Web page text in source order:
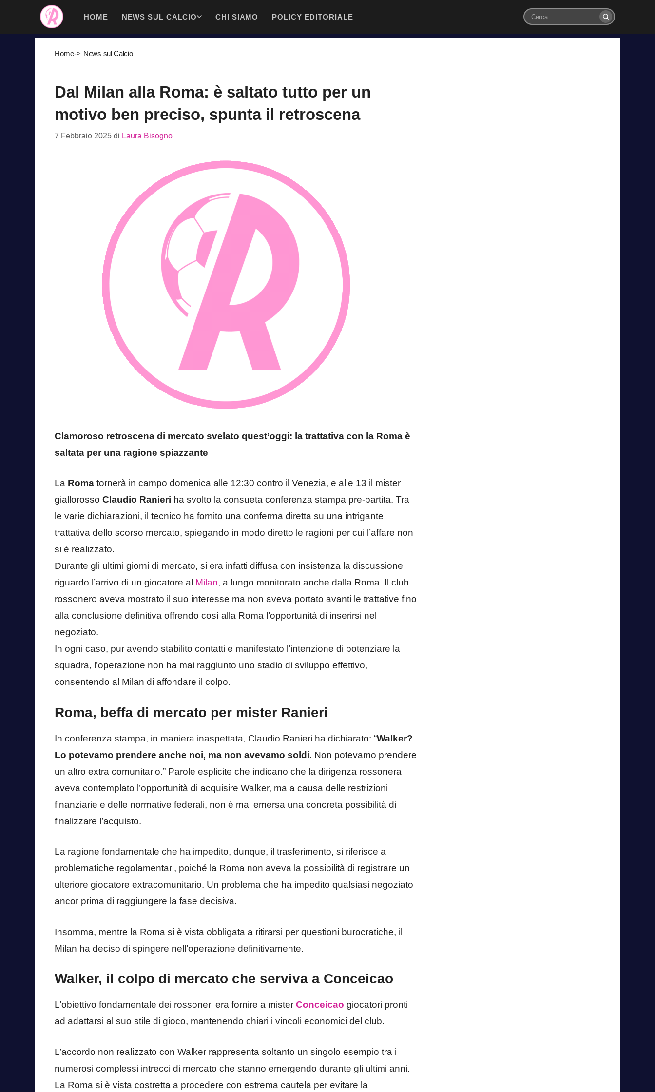
contenuto
HOME NEWS SUL CALCIO CHI SIAMO POLICY EDITORIALE
Cerca
Home-> News sul Calcio
Dal Milan alla Roma: è saltato tutto per un
motivo ben preciso, spunta il retroscena
7 Febbraio 2025 di Laura Bisogno
Clamoroso retroscena di mercato svelato quest’oggi: la trattativa con la Roma è
saltata per una ragione spiazzante
La Roma tornerà in campo domenica alle 12:30 contro il Venezia, e alle 13 il mister
giallorosso Claudio Ranieri ha svolto la consueta conferenza stampa pre-partita. Tra
le varie dichiarazioni, il tecnico ha fornito una conferma diretta su una intrigante
trattativa dello scorso mercato, spiegando in modo diretto le ragioni per cui l’affare non
si è realizzato.
Durante gli ultimi giorni di mercato, si era infatti diffusa con insistenza la discussione
riguardo l’arrivo di un giocatore al Milan, a lungo monitorato anche dalla Roma. Il club
rossonero aveva mostrato il suo interesse ma non aveva portato avanti le trattative fino
alla conclusione definitiva offrendo così alla Roma l’opportunità di inserirsi nel
negoziato.
In ogni caso, pur avendo stabilito contatti e manifestato l’intenzione di potenziare la
squadra, l’operazione non ha mai raggiunto uno stadio di sviluppo effettivo,
consentendo al Milan di affondare il colpo.
Roma, beffa di mercato per mister Ranieri
In conferenza stampa, in maniera inaspettata, Claudio Ranieri ha dichiarato: “Walker?
Lo potevamo prendere anche noi, ma non avevamo soldi. Non potevamo prendere
un altro extra comunitario.” Parole esplicite che indicano che la dirigenza rossonera
aveva contemplato l’opportunità di acquisire Walker, ma a causa delle restrizioni
finanziarie e delle normative federali, non è mai emersa una concreta possibilità di
finalizzare l’acquisto.
La ragione fondamentale che ha impedito, dunque, il trasferimento, si riferisce a
problematiche regolamentari, poiché la Roma non aveva la possibilità di registrare un
ulteriore giocatore extracomunitario. Un problema che ha impedito qualsiasi negoziato
ancor prima di raggiungere la fase decisiva.
Insomma, mentre la Roma si è vista obbligata a ritirarsi per questioni burocratiche, il
Milan ha deciso di spingere nell’operazione definitivamente.
Walker, il colpo di mercato che serviva a Conceicao
L’obiettivo fondamentale dei rossoneri era fornire a mister Conceicao giocatori pronti
ad adattarsi al suo stile di gioco, mantenendo chiari i vincoli economici del club.
L’accordo non realizzato con Walker rappresenta soltanto un singolo esempio tra i
numerosi complessi intrecci di mercato che stanno emergendo durante gli ultimi anni.
La Roma si è vista costretta a procedere con estrema cautela per evitare la